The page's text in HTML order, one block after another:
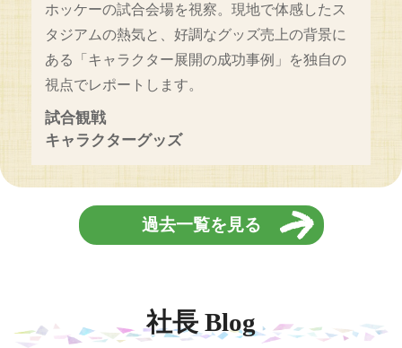
ホッケーの試合会場を視察。現地で体感したス
タジアムの熱気と、好調なグッズ売上の背景に
ある「キャラクター展開の成功事例」を独自の
視点でレポートします。
試合観戦
キャラクターグッズ
過去一覧を見る
社長 Blog